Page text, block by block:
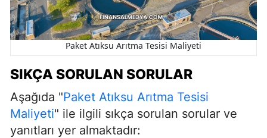
Paket Atıksu Arıtma Tesisi Maliyeti
SIKÇA SORULAN SORULAR
Aşağıda "Paket Atıksu Arıtma Tesisi
Maliyeti" ile ilgili sıkça sorulan sorular ve
yanıtları yer almaktadır: